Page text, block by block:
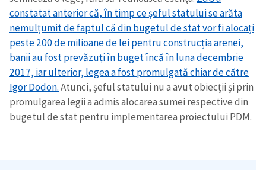
constatat anterior că, în timp ce șeful statului se arăta
nemulțumit de faptul că din bugetul de stat vor fi alocați
peste 200 de milioane de lei pentru construcția arenei,
banii au fost prevăzuți în buget încă în luna decembrie
2017, iar ulterior, legea a fost promulgată chiar de către
Igor Dodon.Atunci, șeful statului nu a avut obiecții și prin
promulgarea legii a admis alocarea sumei respective din
bugetul de stat pentru implementarea proiectului PDM.